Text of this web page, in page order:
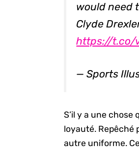
would need
Clyde
https://t.co/
— Sports
S’il y a une chose
loyauté. Repêché
autre uniforme.